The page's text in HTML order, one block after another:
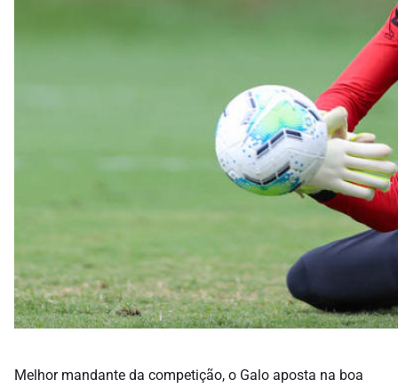
Melhor mandante da competição, o Galo aposta na boa